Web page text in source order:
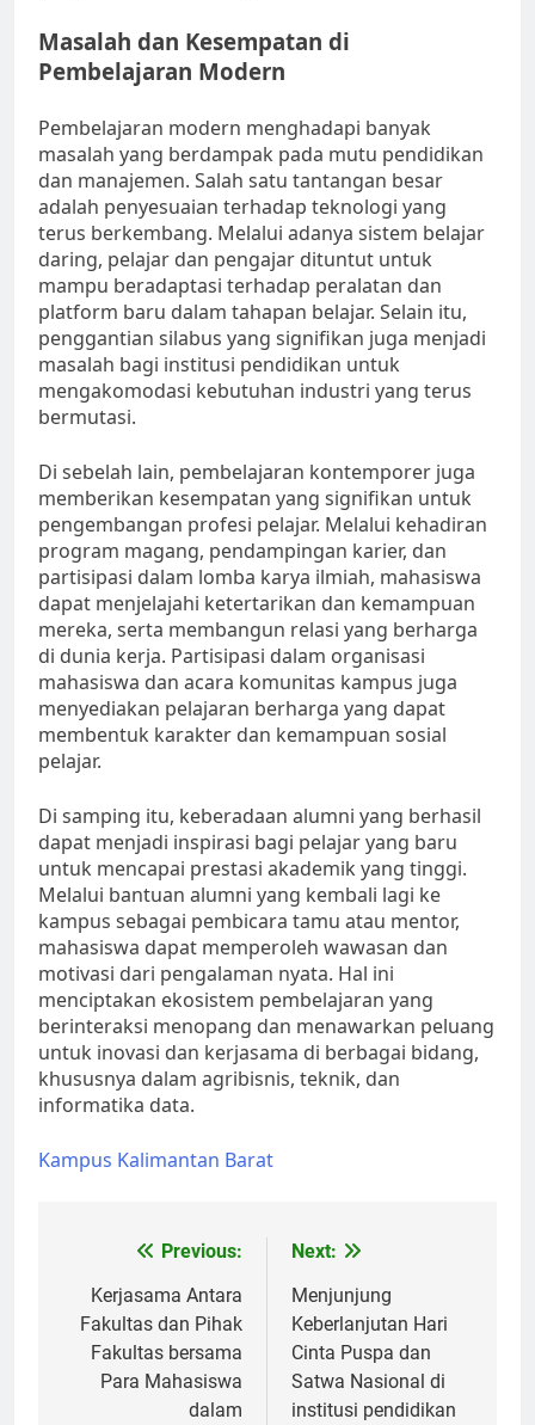
Masalah dan Kesempatan di
Pembelajaran Modern
Pembelajaran modern menghadapi banyak
masalah yang berdampak pada mutu pendidikan
dan manajemen. Salah satu tantangan besar
adalah penyesuaian terhadap teknologi yang
terus berkembang. Melalui adanya sistem belajar
daring, pelajar dan pengajar dituntut untuk
mampu beradaptasi terhadap peralatan dan
platform baru dalam tahapan belajar. Selain itu,
penggantian silabus yang signifikan juga menjadi
masalah bagi institusi pendidikan untuk
mengakomodasi kebutuhan industri yang terus
bermutasi.
Di sebelah lain, pembelajaran kontemporer juga
memberikan kesempatan yang signifikan untuk
pengembangan profesi pelajar. Melalui kehadiran
program magang, pendampingan karier, dan
partisipasi dalam lomba karya ilmiah, mahasiswa
dapat menjelajahi ketertarikan dan kemampuan
mereka, serta membangun relasi yang berharga
di dunia kerja. Partisipasi dalam organisasi
mahasiswa dan acara komunitas kampus juga
menyediakan pelajaran berharga yang dapat
membentuk karakter dan kemampuan sosial
pelajar.
Di samping itu, keberadaan alumni yang berhasil
dapat menjadi inspirasi bagi pelajar yang baru
untuk mencapai prestasi akademik yang tinggi.
Melalui bantuan alumni yang kembali lagi ke
kampus sebagai pembicara tamu atau mentor,
mahasiswa dapat memperoleh wawasan dan
motivasi dari pengalaman nyata. Hal ini
menciptakan ekosistem pembelajaran yang
berinteraksi menopang dan menawarkan peluang
untuk inovasi dan kerjasama di berbagai bidang,
khususnya dalam agribisnis, teknik, dan
informatika data.
Kampus Kalimantan Barat
navigation
Previous:
Kerjasama Antara
Fakultas dan Pihak
Fakultas bersama
Para Mahasiswa
dalam
Next:
Menjunjung
Keberlanjutan Hari
Cinta Puspa dan
Satwa Nasional di
institusi pendidikan